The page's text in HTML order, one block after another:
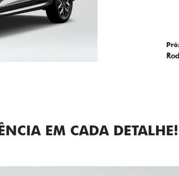
EM CADA DETALHE!